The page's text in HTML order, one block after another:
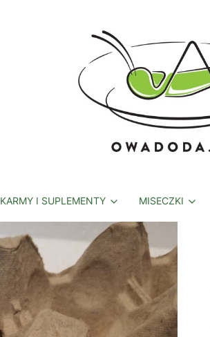
KARMY I SUPLEMENTY MISECZKI